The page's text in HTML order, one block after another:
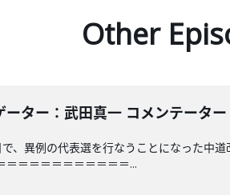
Other
ーター：武田真一 コメンテータ
、異例の代表選を行なうことになった中
＝＝＝＝＝＝＝＝＝＝...